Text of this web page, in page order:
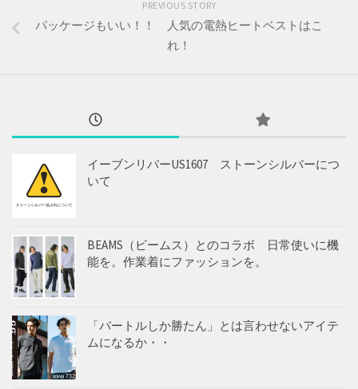
PREVIOUS STORY
パッケージもいい！！ 人気の電熱ヒートベストはこ
れ！
イーブンリバーUS1607 ストーンシルバーにつ
いて
BEAMS（ビームス）とのコラボ 日常使いに機
能を。作業着にファッションを。
「バートルしか勝たん」とは言わせないアイテ
ムになるか・・